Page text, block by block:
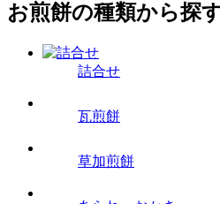
お煎餅の種類から探
詰合せ
瓦煎餅
草加煎餅